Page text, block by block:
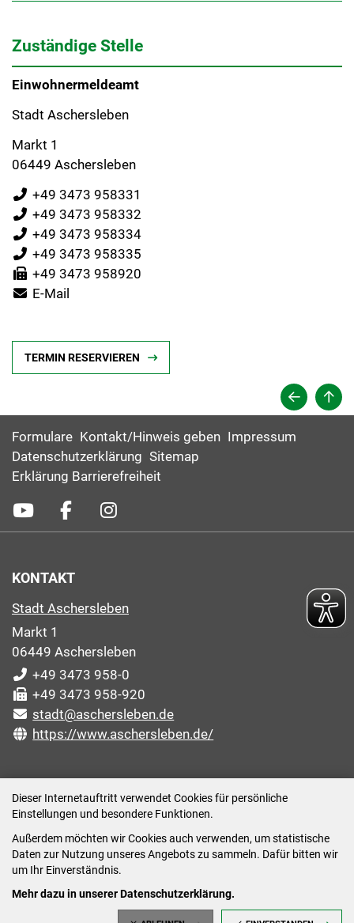
Dieser Internetauftritt verwendet Cookies für persönliche
Einstellungen und besondere Funktionen.
Außerdem möchten wir Cookies auch verwenden, um statistische
Daten zur Nutzung unseres Angebots zu sammeln. Dafür bitten wir
um Ihr Einverständnis.
Mehr dazu in unserer Datenschutzerklärung.
Zuständige Stelle
Einwohnermeldeamt
Stadt Aschersleben
Markt 1
06449 Aschersleben
+49 3473 958331
+49 3473 958332
+49 3473 958334
+49 3473 958335
+49 3473 958920
E-Mail
TERMIN RESERVIEREN
Formulare Kontakt/Hinweis geben Impressum
Datenschutzerklärung Sitemap
Erklärung Barrierefreiheit
KONTAKT
Stadt Aschersleben
Markt 1
06449 Aschersleben
+49 3473 958-0
+49 3473 958-920
stadt@aschersleben.de
https://www.aschersleben.de/
Montag: 09:00-12:00 /14:00-15:00 Uhr
Dienstag: 09:00-12:00 /14:00-16:00 Uhr
Mittwoch: 09:00 - 12:00 Uhr (nach vorheriger
Donnerstag: 09:00-12:00 /14:00-18:00 Uhr